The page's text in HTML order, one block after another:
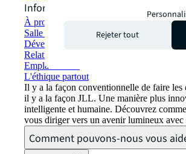
Informations sur l'entreprise
À propos de JLL
Salle de presse
Développement durable chez JLL
Relations avec les investisseurs
Emplacements
L'éthique partout
Il y a la façon conventionnelle de faire les
il y a la façon JLL. Une manière plus
intelligente et humaine. Découvrez
vous diriger vers un avenir lumineux
Comment pouvons-nous vous
Rejeter tout